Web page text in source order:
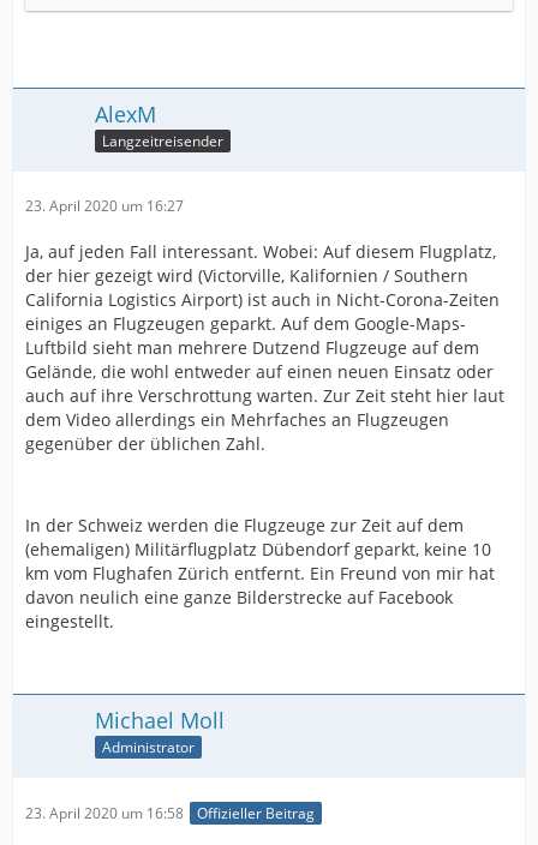
AlexM
Langzeitreisender
23. April 2020 um 16:27
Ja, auf jeden Fall interessant. Wobei: Auf diesem Flugplatz,
der hier gezeigt wird (Victorville, Kalifornien / Southern
California Logistics Airport) ist auch in Nicht-Corona-Zeiten
einiges an Flugzeugen geparkt. Auf dem Google-Maps-
Luftbild sieht man mehrere Dutzend Flugzeuge auf dem
Gelände, die wohl entweder auf einen neuen Einsatz oder
auch auf ihre Verschrottung warten. Zur Zeit steht hier laut
dem Video allerdings ein Mehrfaches an Flugzeugen
gegenüber der üblichen Zahl.
In der Schweiz werden die Flugzeuge zur Zeit auf dem
(ehemaligen) Militärflugplatz Dübendorf geparkt, keine 10
km vom Flughafen Zürich entfernt. Ein Freund von mir hat
davon neulich eine ganze Bilderstrecke auf Facebook
eingestellt.
Michael Moll
Administrator
23. April 2020 um 16:58 Offizieller Beitrag